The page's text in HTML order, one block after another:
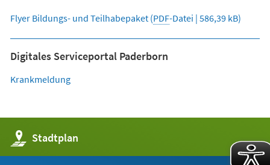
Flyer Bildungs- und Teilhabepaket PDF-Datei 586,39 kB
Digitales Serviceportal Paderborn
Krankmeldung
(Öffnet
neuen
Tab)
Stadtplan
(Öffnet
in
einem